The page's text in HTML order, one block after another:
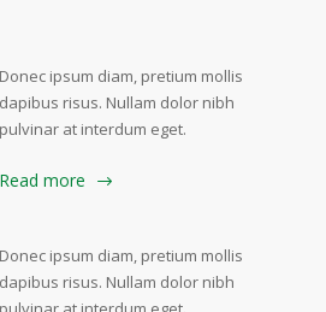
Donec ipsum diam, pretium mollis
dapibus risus. Nullam dolor nibh
pulvinar at interdum eget.
Read more
Donec ipsum diam, pretium mollis
dapibus risus. Nullam dolor nibh